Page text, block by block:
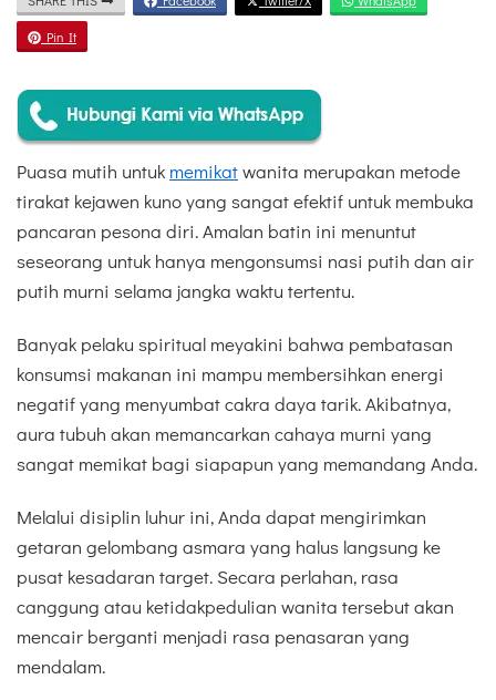
Pin It
Puasa mutih untuk memikatwanita merupakan metode
tirakat kejawen kuno yang sangat efektif untuk membuka
pancaran pesona diri. Amalan batin ini menuntut
seseorang untuk hanya mengonsumsi nasi putih dan air
putih murni selama jangka waktu tertentu.
Banyak pelaku spiritual meyakini bahwa pembatasan
konsumsi makanan ini mampu membersihkan energi
negatif yang menyumbat cakra daya tarik. Akibatnya,
aura tubuh akan memancarkan cahaya murni yang
sangat memikat bagi siapapun yang memandang Anda.
Melalui disiplin luhur ini, Anda dapat mengirimkan
getaran gelombang asmara yang halus langsung ke
pusat kesadaran target. Secara perlahan, rasa
canggung atau ketidakpedulian wanita tersebut akan
mencair berganti menjadi rasa penasaran yang
mendalam.